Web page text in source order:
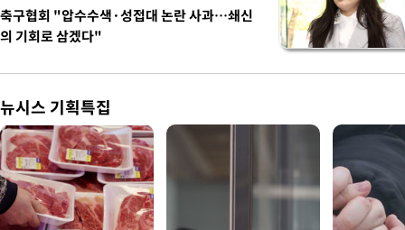
축구협회 "압수수색·성접대 논란 사과…쇄신
의 기회로 삼겠다"
뉴시스 기획특집